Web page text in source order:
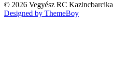
© 2026 Vegyész RC Kazincbarcika
Designed by ThemeBoy